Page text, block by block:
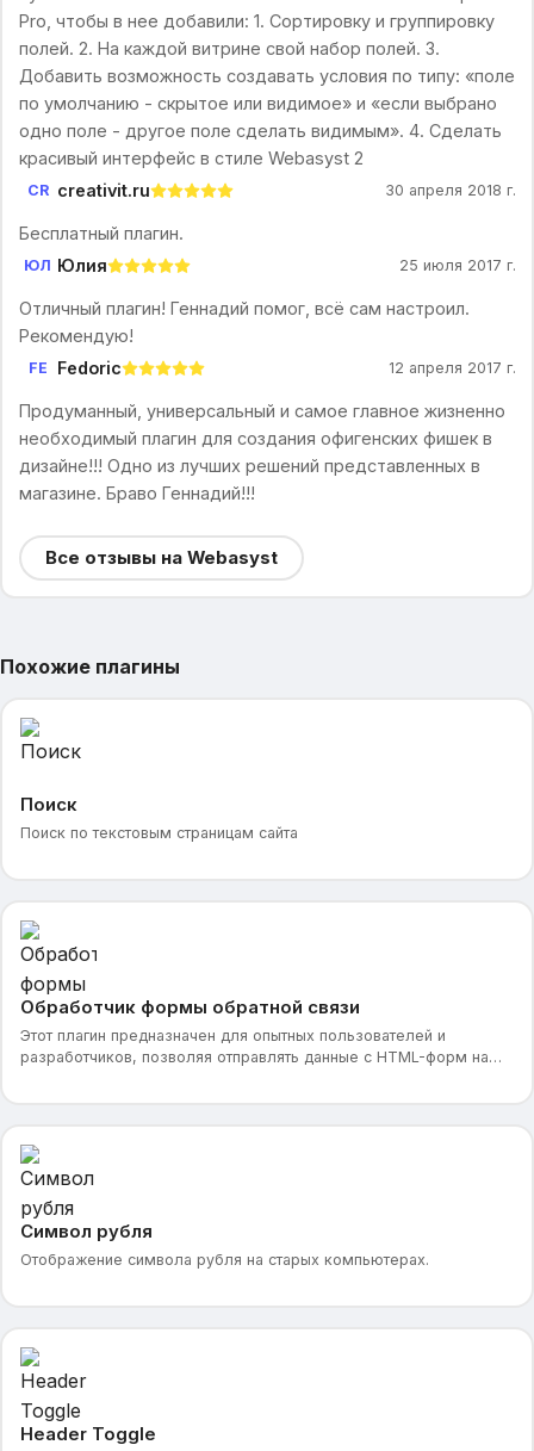
Pro, чтобы в нее добавили: 1. Сортировку и группировку
полей. 2. На каждой витрине свой набор полей. 3.
Добавить возможность создавать условия по типу: «поле
по умолчанию - скрытое или видимое» и «если выбрано
одно поле - другое поле сделать видимым». 4. Сделать
красивый интерфейс в стиле Webasyst 2
CR creativit.ru 30 апреля 2018 г.
Бесплатный плагин.
ЮЛ Юлия 25 июля 2017 г.
Отличный плагин! Геннадий помог, всё сам настроил.
Рекомендую!
FE Fedoric 12 апреля 2017 г.
Продуманный, универсальный и самое главное жизненно
необходимый плагин для создания офигенских фишек в
дизайне!!! Одно из лучших решений представленных в
магазине. Браво Геннадий!!!
Все отзывы на Webasyst
Похожие плагины
Поиск
Поиск по текстовым страницам сайта
Обработчик формы обратной связи
Этот плагин предназначен для опытных пользователей и
разработчиков, позволяя отправлять данные с HTML-форм на
Символ рубля
Отображение символа рубля на старых компьютерах.
Header Toggle